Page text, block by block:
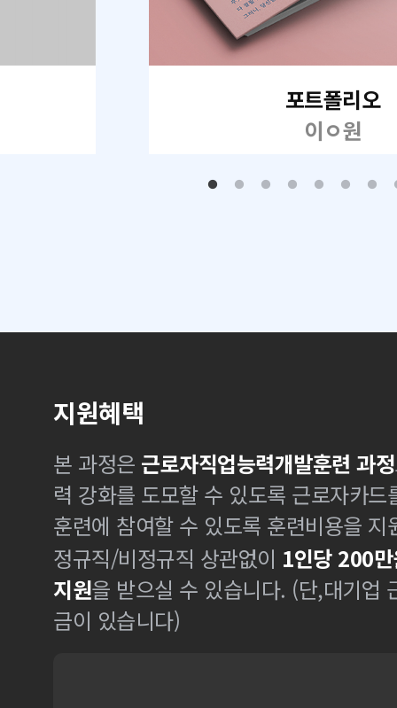
포트폴리오
이ㅇ원
지원혜택
본 과정은 근로자직업능력개발훈련 과정
력 강화를 도모할 수 있도록 근로자카
훈련에 참여할 수 있도록 훈련비용을 지
정규직/비정규직 상관없이 1인당 200
지원을 받으실 수 있습니다. (단,대기업
금이 있습니다)